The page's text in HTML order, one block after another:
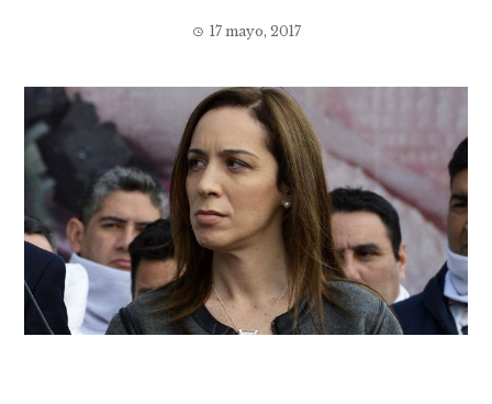
17 mayo, 2017